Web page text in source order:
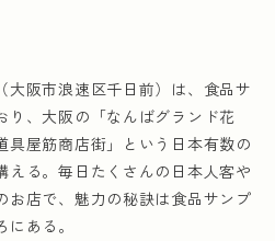
大阪市浪速区千日前）は、食品サ
り、大阪の「なんばグランド花
具屋筋商店街」という日本有数の
える。毎日たくさんの日本人客や
お店で、魅力の秘訣は食品サンプ
ある。